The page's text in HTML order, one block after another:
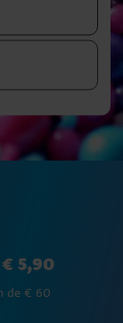
5,90
de € 60